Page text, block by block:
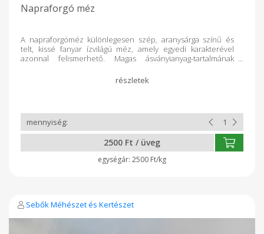
Napraforgó méz
A napraforgóméz különlegesen szép, aranysárga színű és
telt, kissé fanyar ízvilágú méz, amely egyedi karakterével
azonnal felismerhető. Magas ásványianyag-tartalmának
fizikai munkát végzőknek vagy egészségtudatos vásárlóknak is
ideális választás. Miért válaszd a Sebők Méhészet
energiaforrás Különösen jól illik sajtokhoz, salátákhoz, húsok
pácolásához Tiszta, adalékmentes méz, közvetlenül a
kaptárból A napraforgóméz nemcsak finom, hanem tápláló is
– igazi különlegesség a mindennapi étrendben, amely új
ízeket visz a konyhába.
2500 Ft / üveg
2500 Ft/kg
Sebők Méhészet és Kertészet